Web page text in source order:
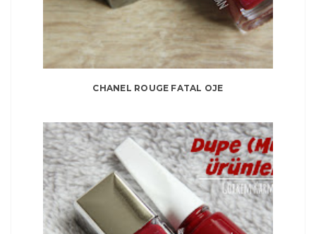
CHANEL ROUGE FATAL OJE